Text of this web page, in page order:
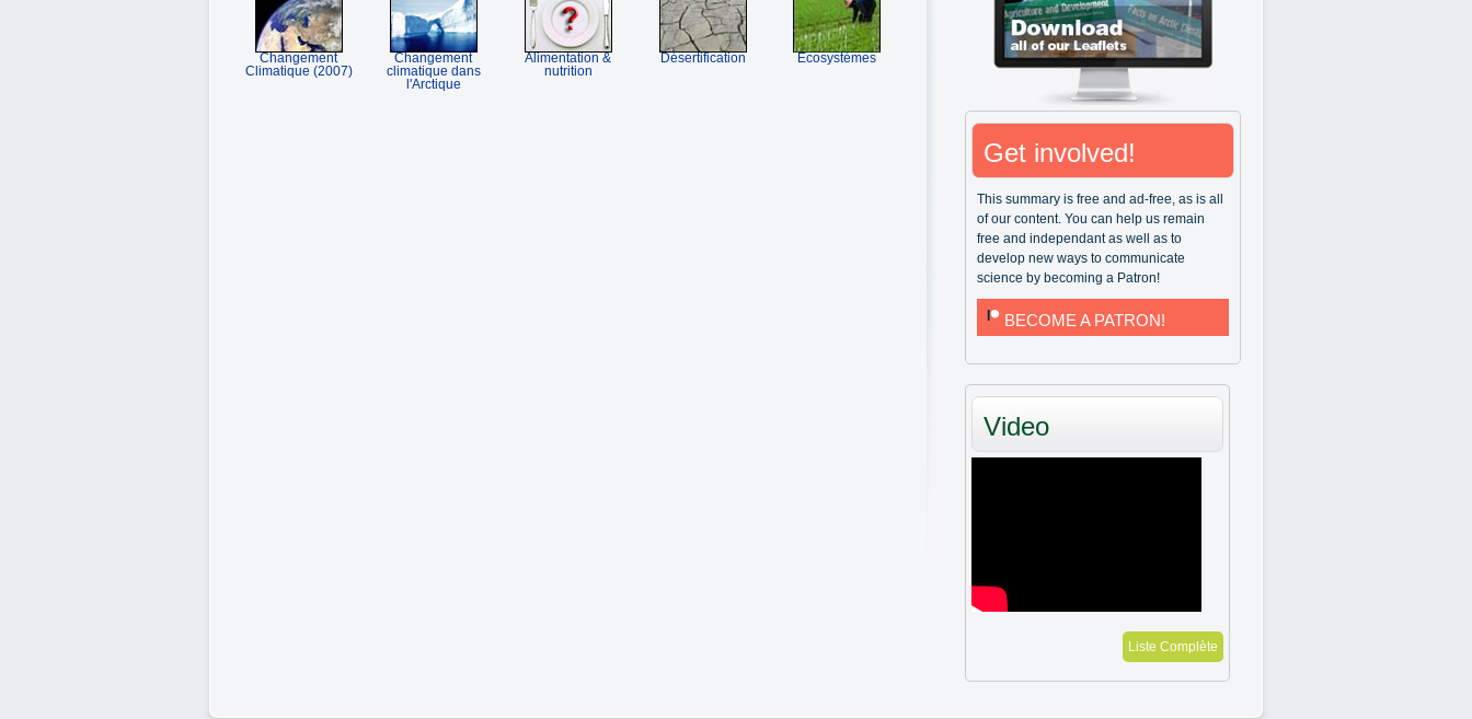
Changement
Climatique (2007)
Changement
climatique dans
l'Arctique
Alimentation &
nutrition
Désertification Ecosystèmes
Get involved!
This summary is free and ad-free, as is all
of our content. You can help us remain
free and independant as well as to
develop new ways to communicate
science by becoming a Patron!
BECOME A PATRON!
Video
Liste Complète